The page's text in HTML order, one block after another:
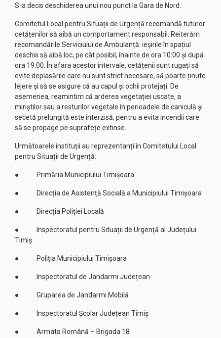
S-a decis deschiderea unui nou punct la Gara de Nord.
Comitetul Local pentru Situații de Urgență recomandă tuturor
cetățenilor să aibă un comportament responsabil. Reiterăm
recomandările Serviciului de Ambulanță: ieșirile în spațiul
deschis să aibă loc, pe cât posibil, înainte de ora 10:00 și după
ora 19:00. În afara acestor intervale, cetățenii sunt rugați să
evite deplasările care nu sunt strict necesare, să poarte ținute
lejere și să se asigure că au capul și ochii protejați. De
asemenea, reamintim că arderea vegetației uscate, a
miriștilor sau a resturilor vegetale în perioadele de caniculă şi
secetă prelungită este interzisă, pentru a evita incendii care
să se propage pe suprafețe extinse.
Următoarele instituții au reprezentanți în Comitetului Local
pentru Situații de Urgență:
● Primăria Municipiului Timișoara
● Direcția de Asistență Socială a Municipiului Timișoara
● Direcția Poliției Locală
● Inspectoratul pentru Situații de Urgență al Județului
Timiș
● Poliția Municipiului Timișoara
● Inspectoratul de Jandarmi Județean
● Gruparea de Jandarmi Mobilă
● Inspectoratul Școlar Județean Timiș
● Armata Română – Brigada 18